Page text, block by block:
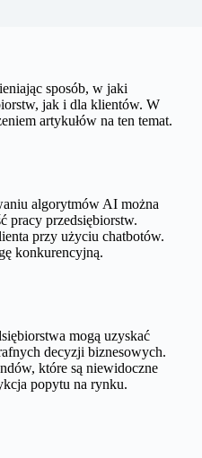
sposób, w jaki
jak i dla klientów. W
artykułów na ten temat.
algorytmów AI można
pracy przedsiębiorstw.
przy użyciu chatbotów.
konkurencyjną.
mogą uzyskać
decyzji biznesowych.
które są niewidoczne
popytu na rynku.